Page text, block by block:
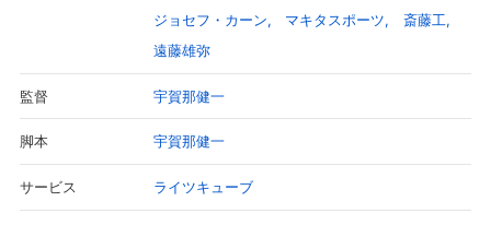
ジョセフ・カーン
マキタスポーツ
斎藤工
遠藤雄弥
監督 宇賀那健⼀
脚本 宇賀那健⼀
サービス ライツキューブ